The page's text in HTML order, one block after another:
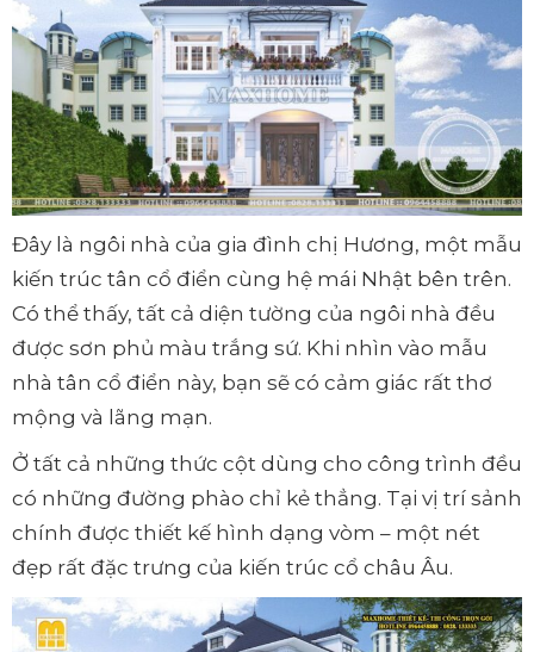
Đây là ngôi nhà của gia đình chị Hương, một mẫu
kiến trúc tân cổ điển cùng hệ mái Nhật bên trên.
Có thể thấy, tất cả diện tường của ngôi nhà đều
được sơn phủ màu trắng sứ. Khi nhìn vào mẫu
nhà tân cổ điển này, bạn sẽ có cảm giác rất thơ
mộng và lãng mạn.
Ở tất cả những thức cột dùng cho công trình đều
có những đường phào chỉ kẻ thẳng. Tại vị trí sảnh
chính được thiết kế hình dạng vòm – một nét
đẹp rất đặc trưng của kiến trúc cổ châu Âu.